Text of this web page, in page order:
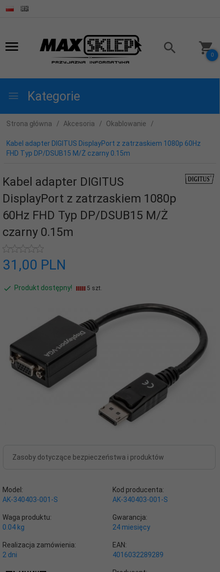
0
Kategorie
Strona główna Akcesoria Okablowanie
Kabel adapter DIGITUS DisplayPort z zatrzaskiem 1080p 60Hz
FHD Typ DP/DSUB15 M/Ż czarny 0.15m
Kabel adapter DIGITUS
DisplayPort z zatrzaskiem 1080p
60Hz FHD Typ DP/DSUB15 M/Ż
czarny 0.15m
31,00 PLN
Produkt dostępny! 5 szt.
Zasoby dotyczące bezpieczeństwa i produktów
Model:
AK-340403-001-S
Kod producenta:
AK-340403-001-S
Waga produktu:
0.04 kg
Gwarancja:
24 miesięcy
Realizacja zamówienia:
2 dni
EAN:
4016032289289